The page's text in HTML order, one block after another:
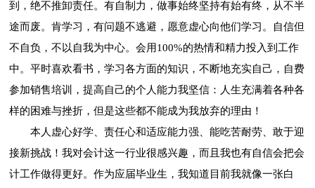
到，绝不推卸责任。有自制力，做事始终坚持有始有终，从不半
途而废。肯学习，有问题不逃避，愿意虚心向他们学习。自信但
不自负，不以自我为中心。会用100%的热情和精力投入到工作
中。平时喜欢看书，学习各方面的知识，不断地充实自己，自费
参加销售培训，提高自己的个人能力我坚信：人生充满着各种各
样的困难与挫折，但是这些都不能成为我放弃的理由！
本人虚心好学、责任心和适应能力强、能吃苦耐劳、敢于迎
接新挑战！我对会计这一行业很感兴趣，而且我也有自信会把会
计工作做得更好。作为应届毕业生，我知道目前我就像一张白